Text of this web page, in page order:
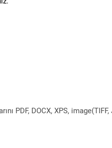
PDF, DOCX, XPS, image(TIFF,